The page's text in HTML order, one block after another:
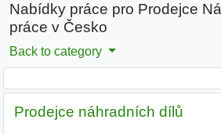
Nabídky práce pro Prodejce
práce v Česko
Back to category
Prodejce náhradních dílů